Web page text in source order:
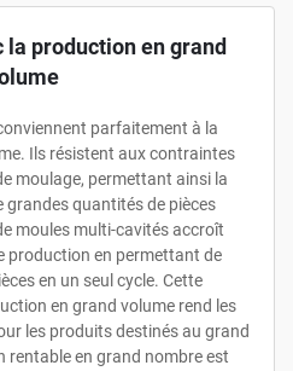
production en grand
parfaitement à la
Ils résistent aux contraintes
moulage, permettant ainsi la
quantités de pièces
moules multi-cavités accroît
production en permettant de
en un seul cycle. Cette
en grand volume rend les
les produits destinés au grand
rentable en grand nombre est